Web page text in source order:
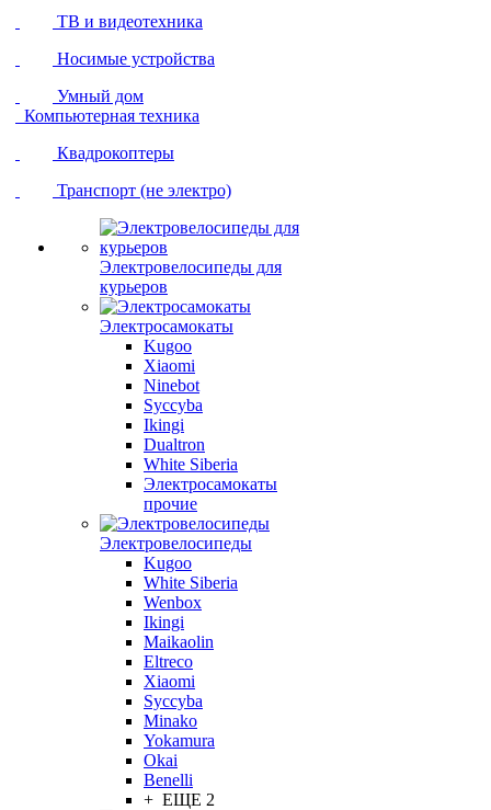
ТВ и видеотехника
Носимые устройства
Умный дом
Компьютерная техника
Квадрокоптеры
Транспорт (не электро)
Электровелосипеды для
курьеров
Электросамокаты
Kugoo
Xiaomi
Ninebot
Syccyba
Ikingi
Dualtron
White Siberia
Электросамокаты
прочие
Электровелосипеды
Kugoo
White Siberia
Wenbox
Ikingi
Maikaolin
Eltreco
Xiaomi
Syccyba
Minako
Yokamura
Okai
Benelli
+ ЕЩЕ 2